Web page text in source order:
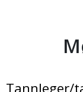
Tannleger/